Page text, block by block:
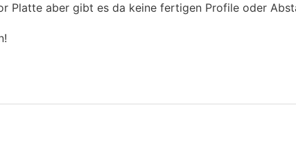
Platte aber gibt es da keine fertigen Profile oder